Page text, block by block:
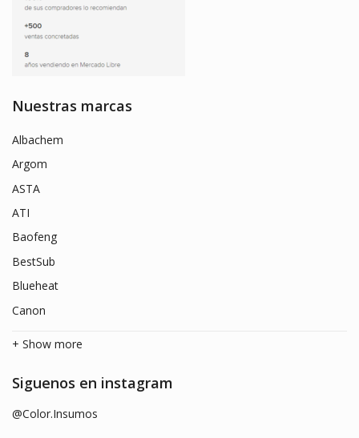
Nuestras marcas
Albachem
Argom
ASTA
ATI
Baofeng
BestSub
Blueheat
Canon
+ Show more
Siguenos en instagram
@Color.Insumos